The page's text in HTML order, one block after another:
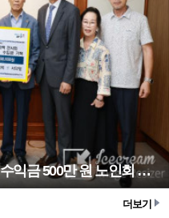
"충주시, 故 서박이 화백 전시회 수익금 500만 원 노인회 기탁"
더보기